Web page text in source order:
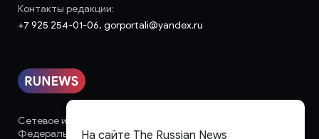
Сетевое издание «runews» (18+) зарегистрировано в
Федеральной службе по надзору в сфере связи,
Контакты редакции:
+7 925 254-01-06, gorportali@yandex.ru
На сайте The Russian News